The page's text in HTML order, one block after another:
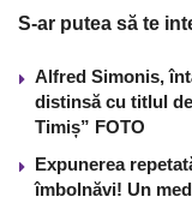
S-ar putea să te
Alfred Simonis,
distinsă cu titlul
Timiș” FOTO
Expunerea
îmbolnăvi! Un